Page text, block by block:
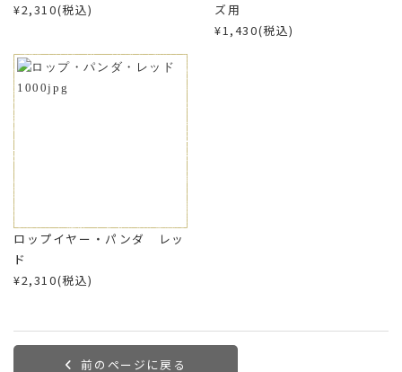
¥2,310(税込)
ズ用
¥1,430(税込)
ロップイヤー・パンダ レッ
ド
¥2,310(税込)
前のページに戻る